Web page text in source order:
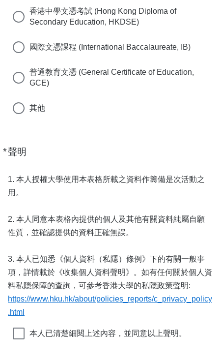
香港中學文憑考試 (Hong Kong Diploma of
Secondary Education, HKDSE)
國際文憑課程 (International Baccalaureate, IB)
普通教育文憑 (General Certificate of Education,
GCE)
其他
*聲明
1. 本人授權大學使用本表格所載之資料作籌備是次活動之
⽤。
2. 本人同意本表格內提供的個人及其他有關資料純屬自願
性質，並確認提供的資料正確無誤。
3. 本人已知悉《個人資料（私隱）條例》下的有關一般事
項，詳情載於《收集個人資料聲明》。如有任何關於個人資
料私隱保障的查詢，可參考香港大學的私隱政策聲明:
https://www.hku.hk/about/policies_reports/c_privacy_policy
.html
Required
本⼈已清楚細閱上述內容，並同意以上聲明。